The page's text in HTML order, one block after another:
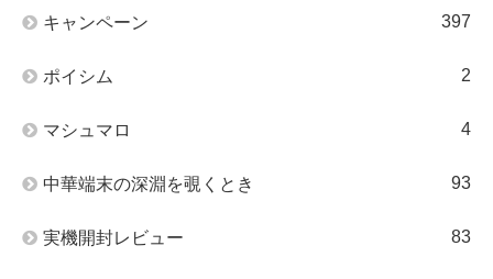
キャンペーン 397
ポイシム 2
マシュマロ 4
中華端末の深淵を覗くとき 93
実機開封レビュー 83